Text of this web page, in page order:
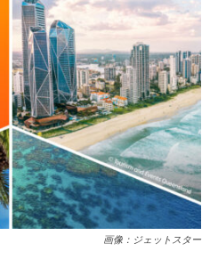
画像：ジェットスター